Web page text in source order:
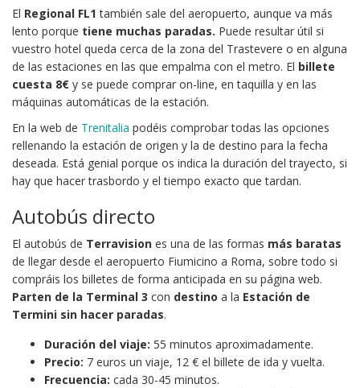
El Regional FL1 también sale del aeropuerto, aunque va más
lento porque tiene muchas paradas. Puede resultar útil si
vuestro hotel queda cerca de la zona del Trastevere o en alguna
de las estaciones en las que empalma con el metro. El billete
cuesta 8€ y se puede comprar on-line, en taquilla y en las
máquinas automáticas de la estación.
En la web de Trenitalia podéis comprobar todas las opciones
rellenando la estación de origen y la de destino para la fecha
deseada. Está genial porque os indica la duración del trayecto, si
hay que hacer trasbordo y el tiempo exacto que tardan.
Autobús directo
El autobús de Terravision es una de las formas más baratas
de llegar desde el aeropuerto Fiumicino a Roma, sobre todo si
compráis los billetes de forma anticipada en su página web.
Parten de la Terminal 3 con destino a la Estación de
Termini sin hacer paradas.
Duración del viaje: 55 minutos aproximadamente.
Precio: 7 euros un viaje, 12 € el billete de ida y vuelta.
Frecuencia: cada 30-45 minutos.